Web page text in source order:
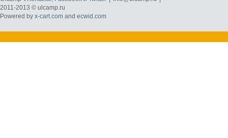
2011-2013 © ulcamp.ru
Powered by x-cart.com and ecwid.com